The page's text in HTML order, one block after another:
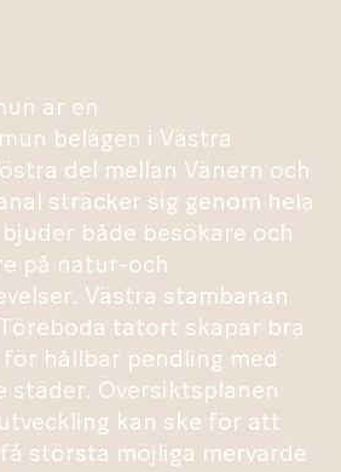
är en
belägen i Västra
del mellan Vänern och
sträcker sig genom hela
både besökare och
på natur-och
Västra stambanan
tätort skapar bra
hållbar pendling med
städer. Översiktsplanen
kan ske för att
största möjliga mervärde